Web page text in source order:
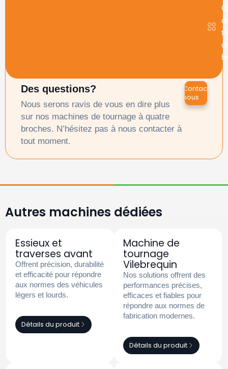
Des questions?
Nous serons ravis de vous en dire plus
sur nos machines de tournage à quatre
broches. N’hésitez pas à nous contacter à
tout moment.
Contactez-
nous
Autres machines dédiées
Essieux et
traverses avant
Offrent précision, durabilité
et efficacité pour répondre
aux normes des véhicules
légers et lourds.
Détails du produit
Machine de
tournage
Vilebrequin
Nos solutions offrent des
performances précises,
efficaces et fiables pour
répondre aux normes de
fabrication modernes.
Détails du produit